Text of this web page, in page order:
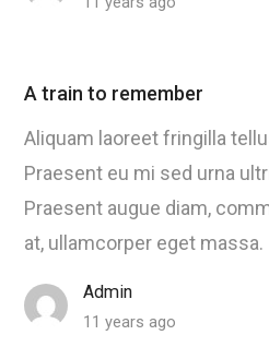
A train to remember
Aliquam laoreet fringilla
Praesent eu mi sed urna
Praesent augue diam,
at, ullamcorper eget massa.
Admin
11 years ago